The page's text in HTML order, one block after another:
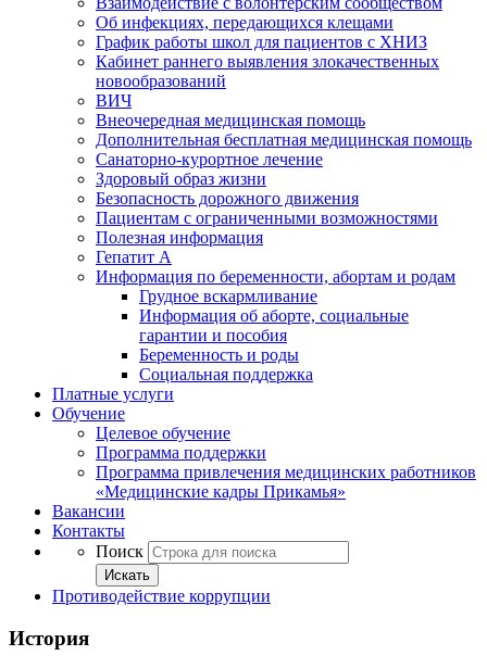
Об инфекциях, передающихся клещами
График работы школ для пациентов с ХНИЗ
Кабинет раннего выявления злокачественных
новообразований
ВИЧ
Внеочередная медицинская помощь
Дополнительная бесплатная медицинская помощь
Санаторно-курортное лечение
Здоровый образ жизни
Безопасность дорожного движения
Пациентам с ограниченными возможностями
Полезная информация
Гепатит А
Информация по беременности, абортам и родам
Грудное вскармливание
Информация об аборте, социальные
гарантии и пособия
Беременность и роды
Социальная поддержка
Платные услуги
Обучение
Целевое обучение
Программа поддержки
Программа привлечения медицинских работников
«Медицинские кадры Прикамья»
Вакансии
Контакты
Поиск
Искать
Противодействие коррупции
История